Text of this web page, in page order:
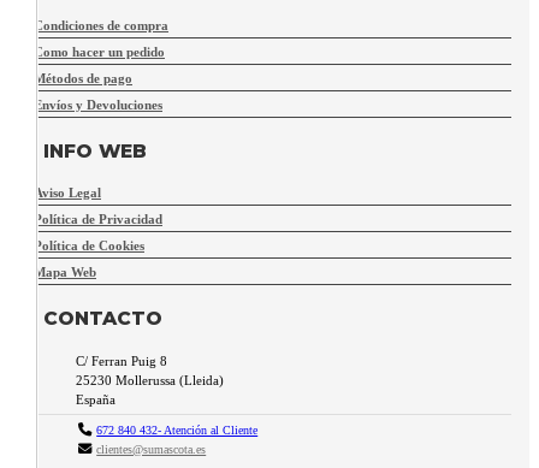
Condiciones de compra
Como hacer un pedido
Métodos de pago
Envíos y Devoluciones
INFO WEB
Aviso Legal
Política de Privacidad
Política de Cookies
Mapa Web
CONTACTO
C/ Ferran Puig 8
25230 Mollerussa (Lleida)
España
672 840 432- Atención al Cliente
clientes@sumascota.es